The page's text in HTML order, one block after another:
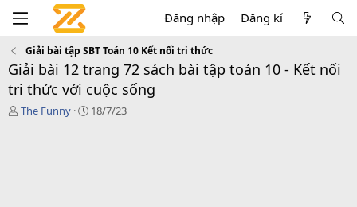
Đăng nhập Đăng kí
Giải bài tập SBT Toán 10 Kết nối tri thức
Giải bài 12 trang 72 sách bài tập toán 10 - Kết nối
tri thức với cuộc sống
T
The Funny
C18/7/23